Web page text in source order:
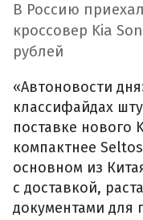
В Россию
кроссовер Kia
рублей
«Автоновости
классифайдах
поставке нового
компактнее
основном из
с доставкой,
документами для